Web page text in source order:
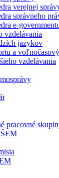
verejnej
správneho
e-
vzdelávania
jazykov
a
vzdelávania
pracovné